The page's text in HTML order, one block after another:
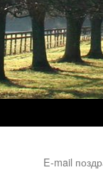
E-mail